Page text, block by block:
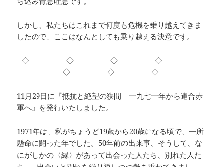
しかし、私たちはこれまで何度も危機を乗り越えてきま
したので、ここはなんとしても乗り越える決意です。
◇ ◇ ◇ ◇
◇ ◇ ◇
11月29日に『抵抗と絶望の狭間 一九七一年から連合赤
軍へ』を発行いたしました。
1971年は、私がちょうど19歳から20歳になる頃で、一所
懸命に闘った年でした。50年前の出来事、そうして、な
にがしかの〈縁〉があって出会った人たち、別れた人た